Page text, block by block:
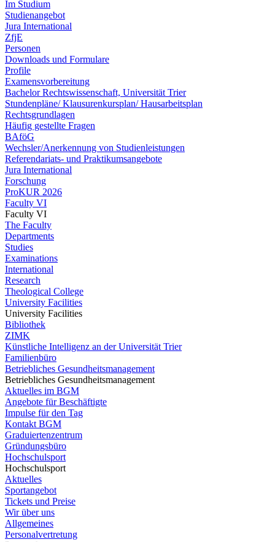
Im Studium
Studienangebot
Jura International
ZfjE
Personen
Downloads und Formulare
Profile
Examensvorbereitung
Bachelor Rechtswissenschaft, Universität Trier
Stundenpläne/ Klausurenkursplan/ Hausarbeitsplan
Rechtsgrundlagen
Häufig gestellte Fragen
BAföG
Wechsler/Anerkennung von Studienleistungen
Referendariats- und Praktikumsangebote
Jura International
Forschung
ProKUR 2026
Faculty VI
Faculty VI
The Faculty
Departments
Studies
Examinations
International
Research
Theological College
University Facilities
University Facilities
Bibliothek
ZIMK
Künstliche Intelligenz an der Universität Trier
Familienbüro
Betriebliches Gesundheitsmanagement
Betriebliches Gesundheitsmanagement
Aktuelles im BGM
Angebote für Beschäftigte
Impulse für den Tag
Kontakt BGM
Graduiertenzentrum
Gründungsbüro
Hochschulsport
Hochschulsport
Aktuelles
Sportangebot
Tickets und Preise
Wir über uns
Allgemeines
Personalvertretung